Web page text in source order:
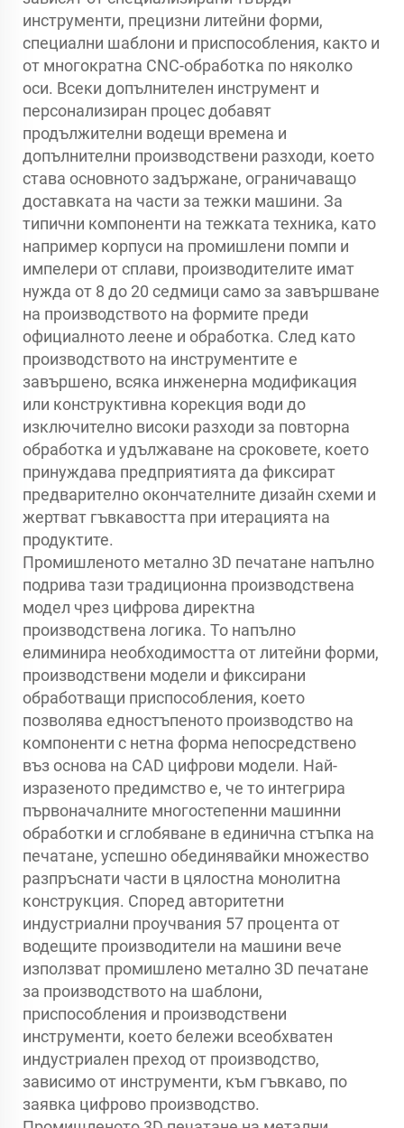
инструменти, прецизни литейни форми,
специални шаблони и приспособления, както и
от многократна CNC-обработка по няколко
оси. Всеки допълнителен инструмент и
персонализиран процес добавят
продължителни водещи времена и
допълнителни производствени разходи, което
става основното задържане, ограничаващо
доставката на части за тежки машини. За
типични компоненти на тежката техника, като
например корпуси на промишлени помпи и
импелери от сплави, производителите имат
нужда от 8 до 20 седмици само за завършване
на производството на формите преди
официалното леене и обработка. След като
производството на инструментите е
завършено, всяка инженерна модификация
или конструктивна корекция води до
изключително високи разходи за повторна
обработка и удължаване на сроковете, което
принуждава предприятията да фиксират
предварително окончателните дизайн схеми и
жертват гъвкавостта при итерацията на
продуктите.
Промишленото метално 3D печатане напълно
подрива тази традиционна производствена
модел чрез цифрова директна
производствена логика. То напълно
елиминира необходимостта от литейни форми,
производствени модели и фиксирани
обработващи приспособления, което
позволява едностъпеното производство на
компоненти с нетна форма непосредствено
въз основа на CAD цифрови модели. Най-
изразеното предимство е, че то интегрира
първоначалните многостепенни машинни
обработки и сглобяване в единична стъпка на
печатане, успешно обединявайки множество
разпръснати части в цялостна монолитна
конструкция. Според авторитетни
индустриални проучвания 57 процента от
водещите производители на машини вече
използват промишлено метално 3D печатане
за производството на шаблони,
приспособления и производствени
инструменти, което бележи всеобхватен
индустриален преход от производство,
зависимо от инструменти, към гъвкаво, по
заявка цифрово производство.